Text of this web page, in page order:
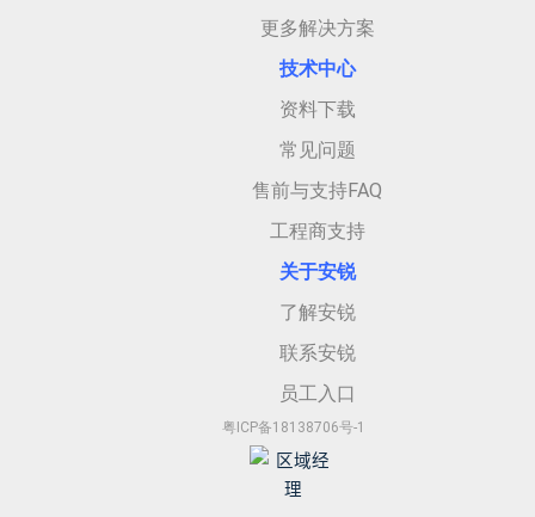
更多解决方案
技术中心
资料下载
常见问题
售前与支持FAQ
工程商支持
关于安锐
了解安锐
联系安锐
员工入口
粤ICP备18138706号-1